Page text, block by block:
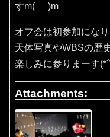
すm(_ _)m
オフ会は初参加にな
天体写真やWBSの歴
楽しみに参りまーす
Attachments: